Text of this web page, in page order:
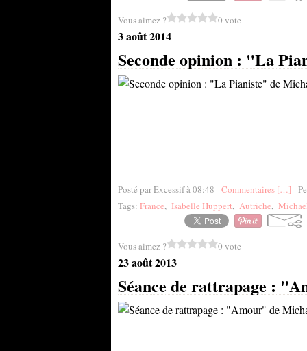
Vous aimez ? 0 vote
3 août 2014
Seconde opinion : "La
Posté par Excessif à 08:48 -Commentaires […] -
Tags: France, Isabelle Huppert, Autriche,
Vous aimez ? 0 vote
23 août 2013
Séance de rattrapage :